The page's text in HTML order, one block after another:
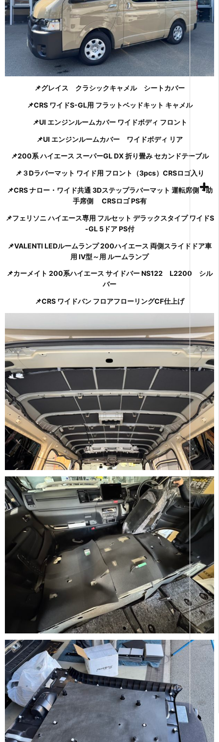
📌グレイス クラシックキャメル シートカバー
📌CRS ワイドS-GL用 フラットベッドキット キャメル
📌UI エンジンルームカバー ワイドボディ フロント
📌UI エンジンルームカバー ワイドボディ リア
📌200系 ハイエース スーパーGL DX 折り畳み セカンドテーブル
📌３Dラバーマット ワイド用 フロント（3pcs）CRSロゴ入り
📌CRS ナロー・ワイド共通 3Dステップラバーマット 運転席側・助
手席側 CRSロゴ PS有
📌フェリソニ ハイエース専用 フルセット デラックスタイプ ワイドS
-GL 5ドア PS付
📌VALENTI LEDルームランプ 200ハイエース 両側スライドドア車
用 Ⅳ型～用 ルームランプ
📌カーメイト 200系ハイエース サイドバー NS122 L2200 シル
バー
📌CRS ワイドバン フロアフローリングCF仕上げ